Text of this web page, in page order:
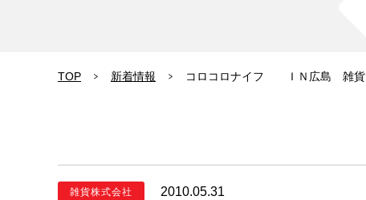
TOP 新着情報 コロコロナイフ ＩＮ広島 雑貨
雑貨株式会社 2010.05.31